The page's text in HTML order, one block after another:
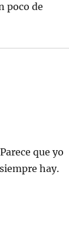
poco de
que yo
hay.